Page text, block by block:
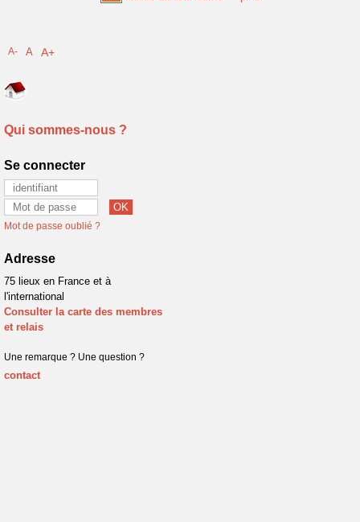
A- A A+
Qui sommes-nous ?
Se connecter
Mot de passe oublié ?
Adresse
75 lieux en France et à
l'international
Consulter la carte des membres
et relais
Une remarque ? Une question ?
contact